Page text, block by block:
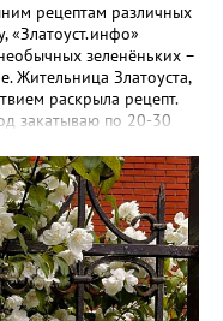
рецептам различных
«Златоуст.инфо»
зеленёньких –
Жительница Златоуста,
раскрыла рецепт.
закатываю по 20-30
просят рецепт, -
лето, парники
недорогим острым
Дети называют
- замачиваем огурцы в
«попки». На дно
чеснок, лавровый
1,25 литра